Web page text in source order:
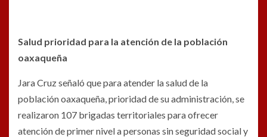
Salud prioridad para la atención de la población
oaxaqueña
Jara Cruz señaló que para atender la salud de la
población oaxaqueña, prioridad de su administración, se
realizaron 107 brigadas territoriales para ofrecer
atención de primer nivel a personas sin seguridad social y